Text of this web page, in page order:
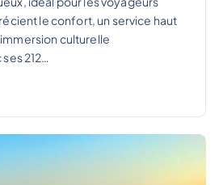
le confort, un service haut
culturelle
212…